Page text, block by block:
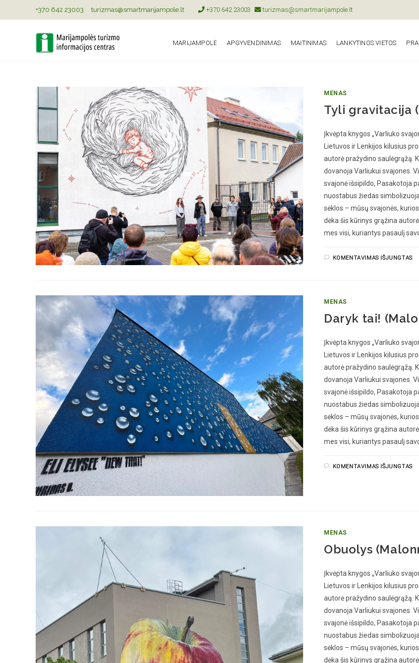
+370 642 23003 turizmas@smartmarijampole.lt +370 642 23003 turizmas@smartmarijampole.lt
MARIJAMPOLĖ APGYVENDINIMAS MAITINIMAS LANKYTINOS VIETOS
MENAS
Tyli gravitacija
Įkvėpta knygos „Varliuko
Lietuvos ir Lenkijos kilusius
autorė pražydino saulėgrąžą.
dovanoja Varliukui svajones.
svajonė išsipildo, Pasakotoja
nuostabus žiedas
sėklos – mūsų svajonės,
dėka šis kūrinys grąžina
mes visi, kuriantys pasaulį
KOMENTAVIMAS IŠJUNGTAS
MENAS
Daryk tai!
Įkvėpta knygos „Varliuko
Lietuvos ir Lenkijos kilusius
autorė pražydino saulėgrąžą.
dovanoja Varliukui svajones.
svajonė išsipildo, Pasakotoja
nuostabus žiedas
sėklos – mūsų svajonės,
dėka šis kūrinys grąžina
mes visi, kuriantys pasaulį
KOMENTAVIMAS IŠJUNGTAS
MENAS
Obuolys
Įkvėpta knygos „Varliuko
Lietuvos ir Lenkijos kilusius
autorė pražydino saulėgrąžą.
dovanoja Varliukui svajones.
svajonė išsipildo, Pasakotoja
nuostabus žiedas
sėklos – mūsų svajonės,
dėka šis kūrinys grąžina